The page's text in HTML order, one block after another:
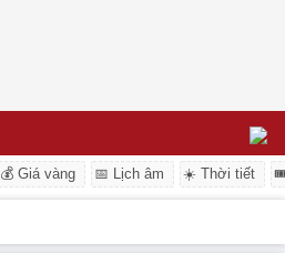
💰 Giá vàng 📅 Lịch âm ☀️ Thời tiết